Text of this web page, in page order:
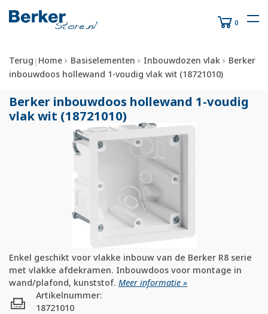
0
Terug | Home Basiselementen Inbouwdozen vlak
Berker
inbouwdoos hollewand 1-voudig vlak wit (18721010)
Berker inbouwdoos hollewand 1-voudig
vlak wit (18721010)
Enkel geschikt voor vlakke inbouw van de Berker R8 serie
met vlakke afdekramen. Inbouwdoos voor montage in
wand/plafond, kunststof. Meer informatie »
Artikelnummer:
18721010